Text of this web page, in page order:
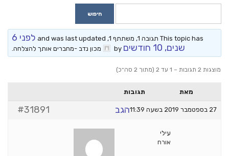
This topic has תגובה 1, משתתף 1, and was last updated
לפני 6
שנים, 10 חודשים
מכון נדב -מחברים אותך להצלחה.
מוצגות 2 תגובות – 1 עד 2 (מתוך 2 סה״כ)
מאת תגובות
27 בספטמבר 2019 בשעה 11:39 #31891 הגב
עילי
אורח